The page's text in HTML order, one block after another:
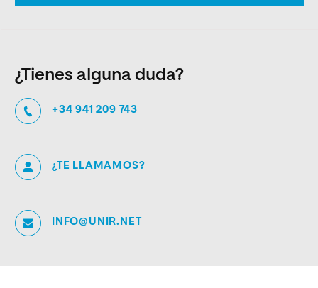
¿Tienes alguna duda?
+34 941 209 743
¿TE LLAMAMOS?
INFO@UNIR.NET